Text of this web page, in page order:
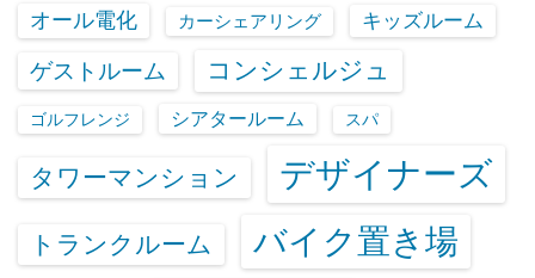
オール電化 カーシェアリング キッズルーム
ゲストルーム コンシェルジュ
ゴルフレンジ シアタールーム スパ
タワーマンション デザイナーズ
トランクルーム バイク置き場